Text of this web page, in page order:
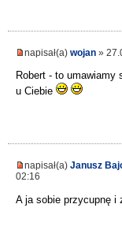
napisał(a) wojan »
Robert - to umawiamy
u Ciebie
napisał(a) Janusz
02:16
A ja sobie przycupnę i